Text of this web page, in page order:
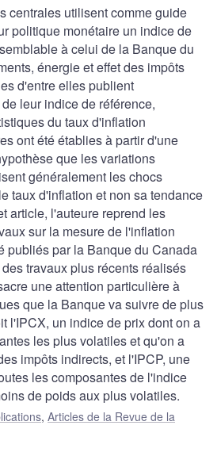
centrales utilisent comme guide
politique monétaire un indice de
à celui de la Banque du
énergie et effet des impôts
d'entre elles publient
leur indice de référence,
du taux d'inflation
ont été établies à partir d'une
que les variations
généralement les chocs
taux d'inflation et non sa tendance
article, l'auteure reprend les
sur la mesure de l'inflation
publiés par la Banque du Canada
travaux plus récents réalisés
une attention particulière à
que la Banque va suivre de plus
l'IPCX, un indice de prix dont on a
les plus volatiles et qu'on a
impôts indirects, et l'IPCP, une
les composantes de l'indice
de poids aux plus volatiles.
, Articles de la Revue de la